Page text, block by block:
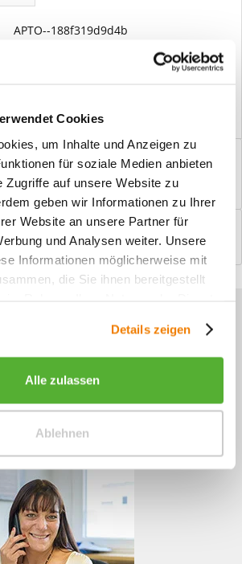
Cookies
um Inhalte und Anzeigen zu
für soziale Medien anbieten
Zugriffe auf unsere Website zu
geben wir Informationen zu Ihrer
Website an unsere Partner für
und Analysen weiter. Unsere
Informationen möglicherweise mit
die Sie ihnen bereitgestellt
Details zeigen
Alle zulassen
Ablehnen
APTO--188f319d9d4b
am Bildschirm konfigurieren und
In wenigen...
schreiben und diskutieren...mehr
zu unseren
34 04
Mo - Do, 09:00 - 16:00 Uhr
und Fr, 09:00 - 13:00 Uhr